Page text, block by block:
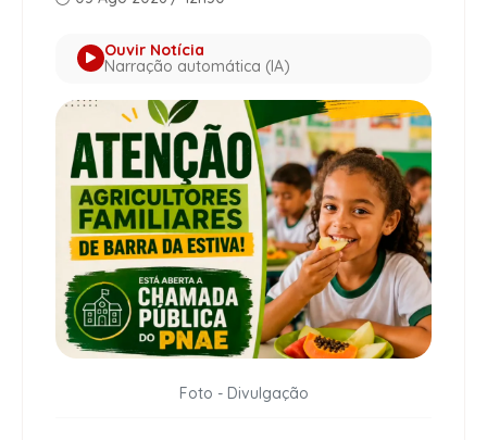
Ouvir Notícia
Narração automática (IA)
Foto - Divulgação